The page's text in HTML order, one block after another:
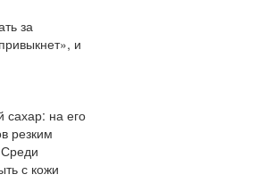
за
и
сахар: на его
резким
с кожи